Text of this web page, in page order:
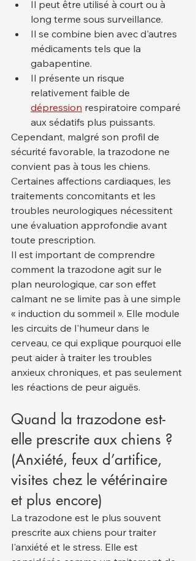
Il peut être utilisé à court ou à
long terme sous surveillance.
Il se combine bien avec d'autres
médicaments tels que la
gabapentine.
Il présente un risque
relativement faible de
dépression respiratoire comparé
aux sédatifs plus puissants.
Cependant, malgré son profil de
sécurité favorable, la trazodone ne
convient pas à tous les chiens.
Certaines affections cardiaques, les
traitements concomitants et les
troubles neurologiques nécessitent
une évaluation approfondie avant
toute prescription.
Il est important de comprendre
comment la trazodone agit sur le
plan neurologique, car son effet
calmant ne se limite pas à une simple
« induction du sommeil ». Elle module
les circuits de l'humeur dans le
cerveau, ce qui explique pourquoi elle
peut aider à traiter les troubles
anxieux chroniques, et pas seulement
les réactions de peur aiguës.
Quand la trazodone est-
elle prescrite aux chiens ?
(Anxiété, feux d’artifice,
visites chez le vétérinaire
et plus encore)
La trazodone est le plus souvent
prescrite aux chiens pour traiter
l'anxiété et le stress. Elle est